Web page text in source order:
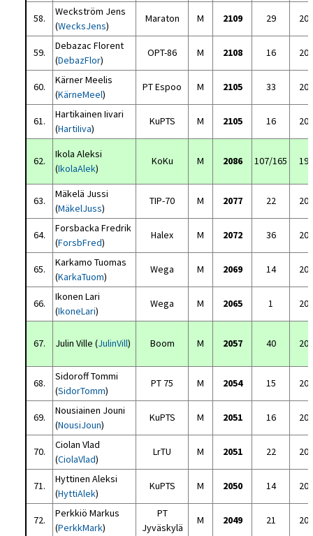
58.
Weckström Jens
(WecksJens)
Maraton M 2109 29
59.
Debazac Florent
(DebazFlor)
OPT-86 M 2108 16
60.
Kärner Meelis
(KärneMeel)
PT Espoo M 2105 33
61.
Hartikainen Iivari
(HartiIiva)
KuPTS M 2105 16
62.
Ikola Aleksi
(IkolaAlek)
KoKu M 2086 107/165
63.
Mäkelä Jussi
(MäkelJuss)
TIP-70 M 2077 22
64.
Forsbacka Fredrik
(ForsbFred)
Halex M 2072 36
65.
Karkamo Tuomas
(KarkaTuom)
Wega M 2069 14
66.
Ikonen Lari
(IkoneLari)
Wega M 2065 1
67. Julin Ville (JulinVill) Boom M 2057 40
68.
Sidoroff Tommi
(SidorTomm)
PT 75 M 2054 15
69.
Nousiainen Jouni
(NousiJoun)
KuPTS M 2051 16
70.
Ciolan Vlad
(CiolaVlad)
LrTU M 2051 22
71.
Hyttinen Aleksi
(HyttiAlek)
KuPTS M 2050 14
72.
Perkkiö Markus
(PerkkMark)
PT
Jyväskylä
M 2049 21